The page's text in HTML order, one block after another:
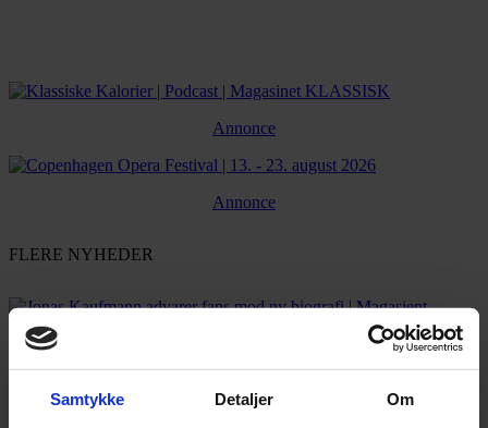
Samtykke Detaljer Om
Annonce
Annonce
FLERE NYHEDER